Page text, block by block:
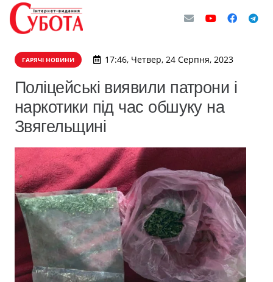
ГАРЯЧІ НОВИНИ 17:46, Четвер, 24 Серпня, 2023
Поліцейські виявили патрони і
наркотики під час обшуку на
Звягельщині